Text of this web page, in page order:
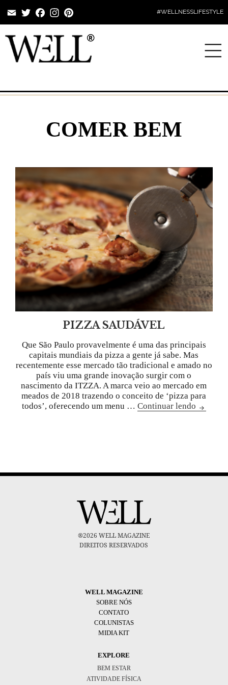
EmailTwitterFacebookInstagram #WELLNESSLIFESTYLE
COMER BEM
PIZZA SAUDÁVEL
Que São Paulo provavelmente é uma das principais
capitais mundiais da pizza a gente já sabe. Mas
recentemente esse mercado tão tradicional e amado no
país viu uma grande inovação surgir com o
nascimento da ITZZA. A marca veio ao mercado em
meados de 2018 trazendo o conceito de ‘pizza para
todos’, oferecendo um menu … Continuar lendo
®2026 WELL MAGAZINE
DIREITOS RESERVADOS
WELL MAGAZINE
SOBRE NÓS
CONTATO
COLUNISTAS
MIDIA KIT
EXPLORE
BEM ESTAR
ATIVIDADE FÍSICA